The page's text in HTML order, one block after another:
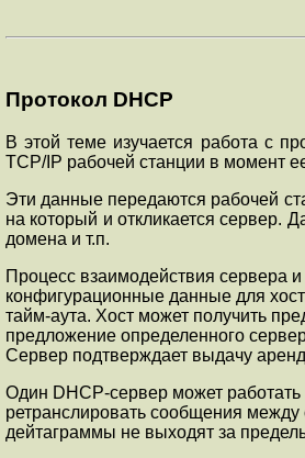
Протокол DHCP
В этой теме изучается работа с
TCP/IP рабочей станции в момент
Эти данные передаются рабочей
на который и откликается сервер.
домена и т.п.
Процесс взаимодействия сервера
конфигурационные данные для
тайм-аута. Хост может получить
предложение определенного
Сервер подтверждает выдачу
Один DHCP-сервер может работать
ретранслировать сообщения
дейтаграммы не выходят за